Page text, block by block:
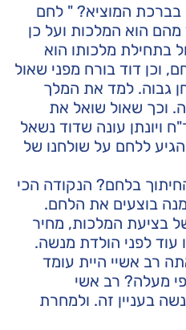
בברכת המוציא? " לחם
הוא המלכות ועל כן
בתחילת מלכותו הוא
וכן דוד בורח מפני שאול
גבוה. למד את המלך
וכך שאול שואל את
ויונתן עונה שדוד נשאל
ללחם על שולחנו של
בלחם? הנקודה הכי
בוצעים את הלחם.
בציעת המלכות, מחיר
עוד לפני הולדת מנשה.
רב אשיי היית עומד
מעלה? רב אשי
בעניין זה. ולמחרת